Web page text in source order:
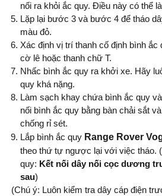
nối ra khỏi ắc quy. Điều này có thể
Lặp lại bước 3 và bước 4 để tháo
màu đỏ.
Xác định vị trí thanh cố định bình ắc
cờ lê hoặc thanh chữ T.
Nhấc bình ắc quy ra khởi xe. Hãy
quy khá nặng.
Làm sạch khay chứa bình ắc quy
nối bình ắc quy bằng bàn chải sắt
chống rỉ sét.
Lắp bình ắc quy Range Rover
theo thứ tự ngược lại với việc tháo.
quy: Kết nối dây nối cọc dương
sau)
(Chú ý: Luôn kiểm tra dây cáp điện